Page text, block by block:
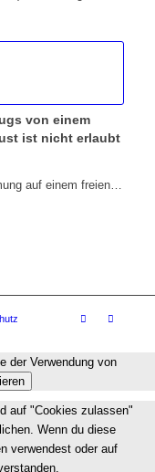
von einem
ist nicht erlaubt
auf einem freien…
der Verwendung von
auf "Cookies zulassen"
Wenn du diese
verwendest oder auf